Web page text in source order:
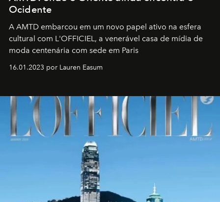
Ocidente
A AMTD embarcou em um novo papel ativo na esfera
cultural com L'OFFICIEL, a venerável casa de mídia de
moda centenária com sede em Paris
16.01.2023 por Lauren Easum